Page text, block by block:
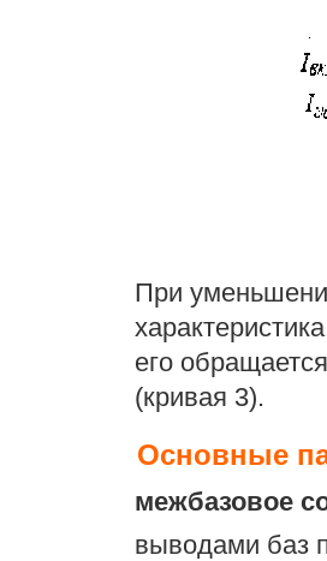
При
его
(кривая 3).
Основные
межбазовое
выводами баз